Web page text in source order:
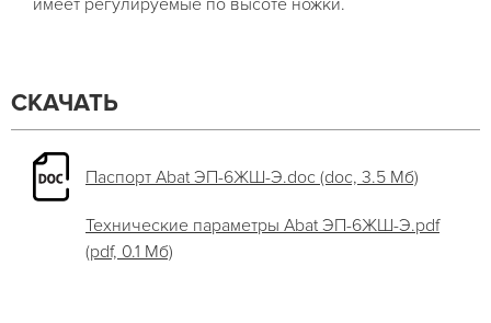
имеет регулируемые по высоте ножки.
СКАЧАТЬ
Паспорт Abat ЭП-6ЖШ-Э.doc (doc, 3.5 Мб)
Технические параметры Abat ЭП-6ЖШ-Э.pdf
(pdf, 0.1 Мб)